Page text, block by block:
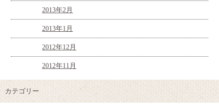
2013年2月
2013年1月
2012年12月
2012年11月
カテゴリー